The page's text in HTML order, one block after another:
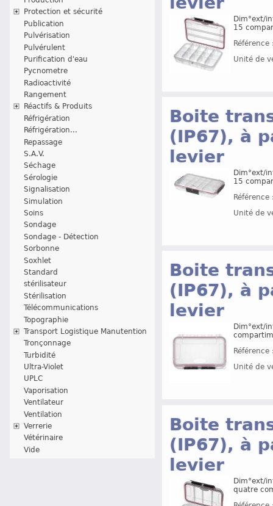
Protection et sécurité
Publication
Pulvérisation
Pulvérulent
Purification d'eau
Pycnometre
Radioactivité
Rangement
Réactifs & Produits
Réfrigération
Réfrigération...
Repassage
S.A.V.
Séchage
Sérologie
Signalisation
Simulation
Soins
Sondage
Sondage - Détection
Sorbonne
Soxhlet
Standard
stérilisateur
Stérilisation
Télécommunications
Topographie
Transport Logistique Manutention
Tronçonnage
Turbidité
Ultra-Violet
UPLC
Vaporisation
Ventilateur
Ventilation
Verrerie
Vétérinaire
Vide
Dim°ext/
15
Unité de
Boite
(IP67), à
levier
Dim°ext/
15
Unité de
Boite
(IP67), à
levier
Dim°ext/
Unité de
Boite
(IP67), à
levier
Dim°ext/
quatre